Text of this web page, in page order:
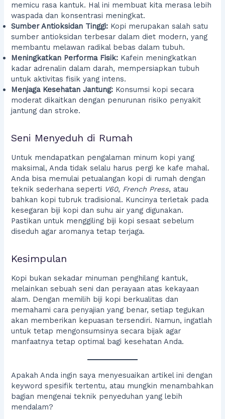
memicu rasa kantuk. Hal ini membuat kita merasa lebih
waspada dan konsentrasi meningkat.
Sumber Antioksidan Tinggi: Kopi merupakan salah satu
sumber antioksidan terbesar dalam diet modern, yang
membantu melawan radikal bebas dalam tubuh.
Meningkatkan Performa Fisik: Kafein meningkatkan
kadar adrenalin dalam darah, mempersiapkan tubuh
untuk aktivitas fisik yang intens.
Menjaga Kesehatan Jantung: Konsumsi kopi secara
moderat dikaitkan dengan penurunan risiko penyakit
jantung dan stroke.
Seni Menyeduh di Rumah
Untuk mendapatkan pengalaman minum kopi yang
maksimal, Anda tidak selalu harus pergi ke kafe mahal.
Anda bisa memulai petualangan kopi di rumah dengan
teknik sederhana seperti V60, French Press, atau
bahkan kopi tubruk tradisional. Kuncinya terletak pada
kesegaran biji kopi dan suhu air yang digunakan.
Pastikan untuk menggiling biji kopi sesaat sebelum
diseduh agar aromanya tetap terjaga.
Kesimpulan
Kopi bukan sekadar minuman penghilang kantuk,
melainkan sebuah seni dan perayaan atas kekayaan
alam. Dengan memilih biji kopi berkualitas dan
memahami cara penyajian yang benar, setiap tegukan
akan memberikan kepuasan tersendiri. Namun, ingatlah
untuk tetap mengonsumsinya secara bijak agar
manfaatnya tetap optimal bagi kesehatan Anda.
Apakah Anda ingin saya menyesuaikan artikel ini dengan
keyword spesifik tertentu, atau mungkin menambahkan
bagian mengenai teknik penyeduhan yang lebih
mendalam?